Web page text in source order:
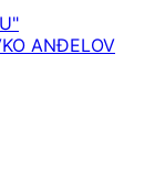
ANĐELOV